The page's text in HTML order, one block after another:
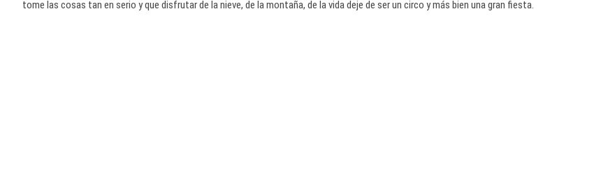
tome las cosas tan en serio y que disfrutar de la nieve, de la montaña, de la vida deje de ser un circo y más bien una gran fiesta.